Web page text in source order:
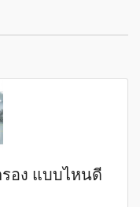
รอง แบบไหนดี